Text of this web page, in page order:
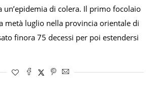
un’epidemia di colera. Il primo focolaio
metà luglio nella provincia orientale di
finora 75 decessi per poi estendersi